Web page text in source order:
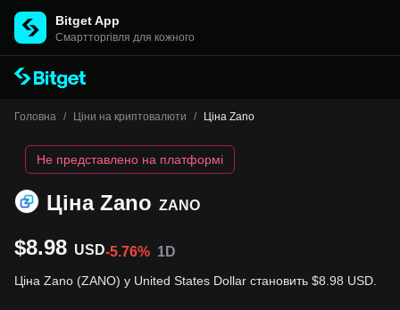
Bitget App
Cмартторгівля для кожного
Головна / Ціни на криптовалюти / Ціна Zano
Ціна Zano ZANO
Не представлено на платформі
$8.98 USD-5.76% 1D
Ціна Zano (ZANO) у United States Dollar становить $8.98 USD.